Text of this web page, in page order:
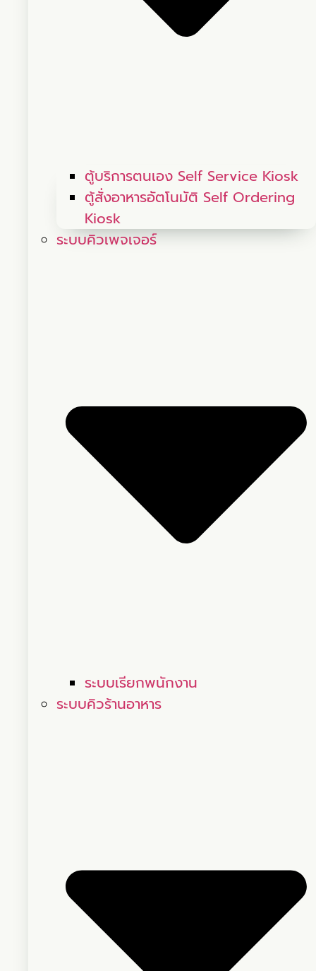
ตู้บริการตนเอง Self Service Kiosk
ตู้สั่งอาหารอัตโนมัติ Self Ordering
Kiosk
ระบบคิวเพจเจอร์
ระบบเรียกพนักงาน
ระบบคิวร้านอาหาร